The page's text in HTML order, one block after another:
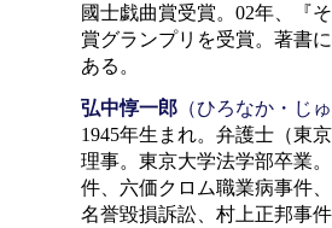
國士戯曲賞受賞。02年、『
賞グランプリを受賞。著書
ある。
弘中惇一郎 （ひろなか・じ
1945年生まれ。弁護士（東
理事。東京大学法学部卒業
件、六価クロム職業病事件
名誉毀損訴訟、村上正邦事